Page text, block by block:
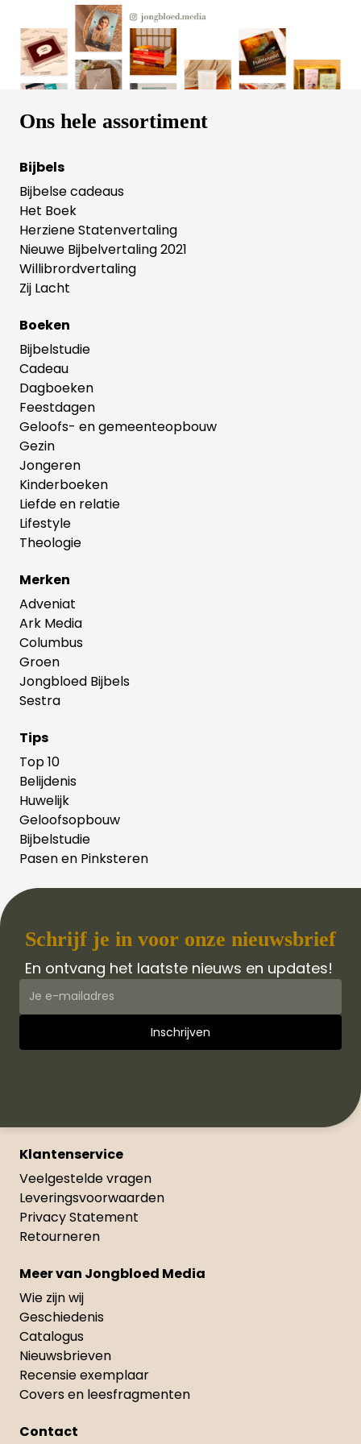
worden voor persoonlijke overdenking, maar zijn ook
geschikt voor gebruik in vrouwenkringen en
bijbelstudiegroepen.
Ons hele assortiment
Bijbels
Bijbelse cadeaus
Het Boek
Herziene Statenvertaling
Nieuwe Bijbelvertaling 2021
Willibrordvertaling
Zij Lacht
Boeken
Bijbelstudie
Cadeau
Dagboeken
Feestdagen
Geloofs- en gemeenteopbouw
Gezin
Jongeren
Kinderboeken
Liefde en relatie
Lifestyle
Theologie
Merken
Adveniat
Ark Media
Columbus
Groen
Jongbloed Bijbels
Sestra
Tips
Top 10
Belijdenis
Huwelijk
Geloofsopbouw
Bijbelstudie
Pasen en Pinksteren
Schrijf je in voor onze nieuwsbrief
En ontvang het laatste nieuws en updates!
Klantenservice
Veelgestelde vragen
Leveringsvoorwaarden
Privacy Statement
Retourneren
Meer van Jongbloed Media
Wie zijn wij
Geschiedenis
Catalogus
Nieuwsbrieven
Recensie exemplaar
Covers en leesfragmenten
Contact